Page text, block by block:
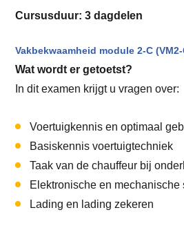
Cursusduur: 3 dagdelen
Vakbekwaamheid module 2-C (VM2-
Wat wordt er getoetst?
In dit examen krijgt u vragen over:
Voertuigkennis en optimaal
Basiskennis voertuigtechniek
Taak van de chauffeur bij
Elektronische en mechanische
Lading en lading zekeren